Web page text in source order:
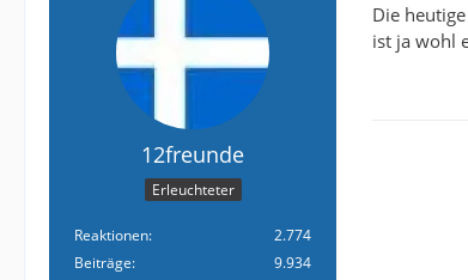
12freunde
Erleuchteter
Reaktionen
2.774
Beiträge
9.934
Die
ist ja wohl